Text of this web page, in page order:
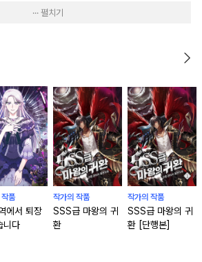
··· 펼치기
품
에서 퇴장
니다
작가의 작품
SSS급 마왕의 귀
환
작가의 작품
SSS급 마왕의 귀
환 [단행본]